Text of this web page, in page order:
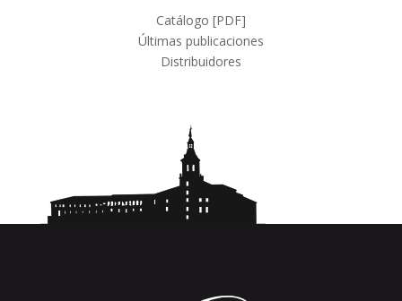
Catálogo [PDF]
Últimas publicaciones
Distribuidores